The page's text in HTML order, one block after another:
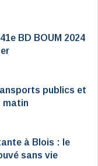
BD BOUM 2024
publics et
matin
à Blois : le
sans vie